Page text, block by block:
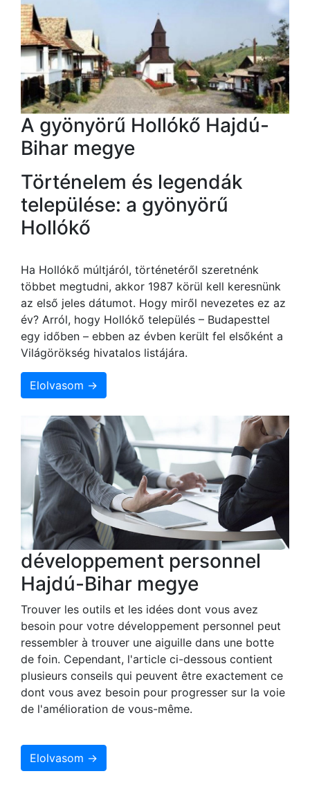
A gyönyörű Hollókő Hajdú-
Bihar megye
Történelem és legendák
települése: a gyönyörű
Hollókő
Ha Hollókő múltjáról, történetéről szeretnénk
többet megtudni, akkor 1987 körül kell keresnünk
az első jeles dátumot. Hogy miről nevezetes ez az
év? Arról, hogy Hollókő település – Budapesttel
egy időben – ebben az évben került fel elsőként a
Világörökség hivatalos listájára.
Elolvasom →
développement personnel
Hajdú-Bihar megye
Trouver les outils et les idées dont vous avez
besoin pour votre développement personnel peut
ressembler à trouver une aiguille dans une botte
de foin. Cependant, l'article ci-dessous contient
plusieurs conseils qui peuvent être exactement ce
dont vous avez besoin pour progresser sur la voie
de l'amélioration de vous-même.
Elolvasom →